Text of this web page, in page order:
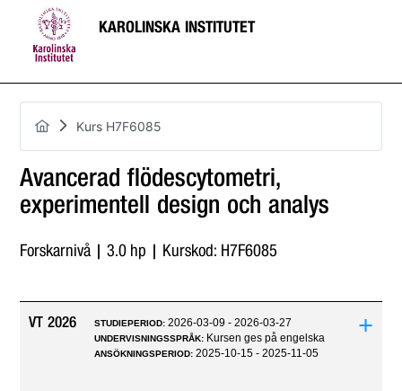
KAROLINSKA INSTITUTET
Kurs H7F6085
Avancerad flödescytometri,
experimentell design och analys
Forskarnivå | 3.0 hp | Kurskod: H7F6085
VT 2026 STUDIEPERIOD:2026-03-09 - 2026-03-27
UNDERVISNINGSSPRÅK: Kursen ges på engelska
ANSÖKNINGSPERIOD:2025-10-15 - 2025-11-05
+